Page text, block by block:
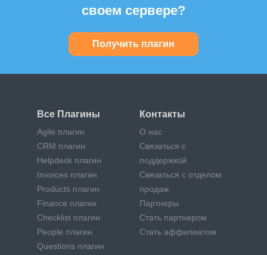
своем сервере?
Получить плагин
Все Плагины
Agile плагин
CRM плагин
Helpdesk плагин
Invoices плагин
Products плагин
Finance плагин
Checklist плагин
People плагин
Questions плагин
Контакты
О нас
Связаться с
поддержкой
Связаться с отделом
продаж
Партнеры
Стать партнером
Стать аффилиатом